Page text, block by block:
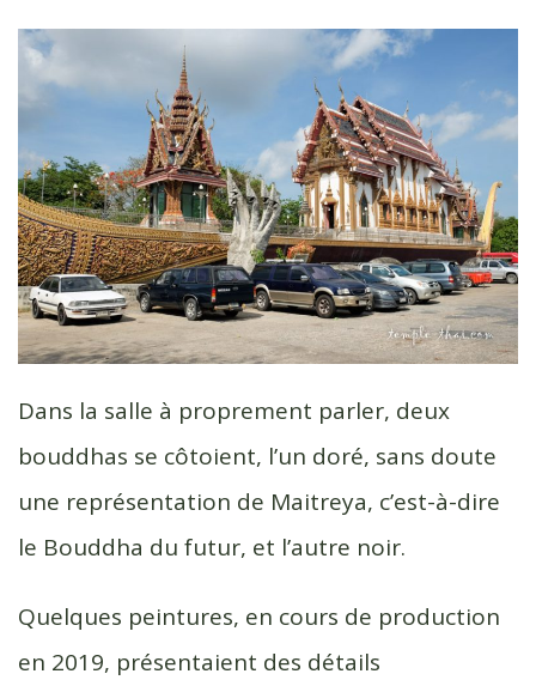
Dans la salle à proprement parler, deux
bouddhas se côtoient, l’un doré, sans doute
une représentation de Maitreya, c’est-à-dire
le Bouddha du futur, et l’autre noir.
Quelques peintures, en cours de production
en 2019, présentaient des détails